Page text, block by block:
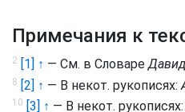
Примечания к
2 [1] ↑ — См. в Словаре
8 [2] ↑ — В некот. рукописях:
10 [3] ↑ — В некот.